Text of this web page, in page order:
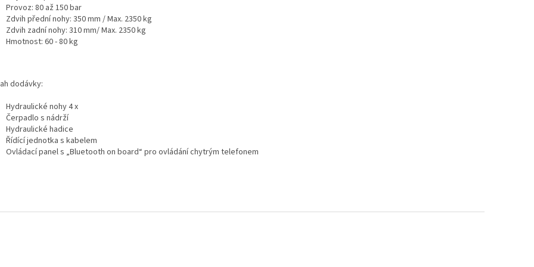
Provoz: 80 až 150 bar
Zdvih přední nohy: 350 mm / Max. 2350 kg
Zdvih zadní nohy: 310 mm/ Max. 2350 kg
Hmotnost: 60 - 80 kg
dodávky:
Hydraulické nohy 4 x
Čerpadlo s nádrží
Hydraulické hadice
Řídící jednotka s kabelem
Ovládací panel s „Bluetooth on board“ pro ovládání chytrým telefonem